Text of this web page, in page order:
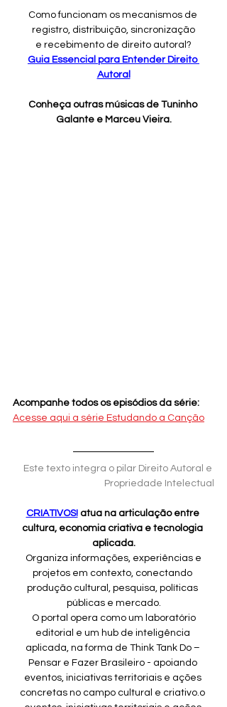
Como funcionam os mecanismos de
registro, distribuição, sincronização
e recebimento de direito autoral?
Guia Essencial para Entender Direito
Autoral
Conheça outras músicas de Tuninho
Galante e Marceu Vieira.
Acompanhe todos os episódios da série:
Acesse aqui a série Estudando a Canção
Este texto integra o pilar Direito Autoral e
Propriedade Intelectual
CRIATIVOS! atua na articulação entre
cultura, economia criativa e tecnologia
aplicada.
Organiza informações, experiências e
projetos em contexto, conectando
produção cultural, pesquisa, políticas
públicas e mercado.
O portal opera como um laboratório
editorial e um hub de inteligência
aplicada, na forma de Think Tank Do –
Pensar e Fazer Brasileiro - apoiando
eventos, iniciativas territoriais e ações
concretas no campo cultural e criativo.o